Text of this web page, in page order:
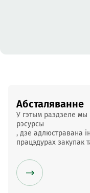
Абсталяванне
У гэтым раздзеле мы
рэсурсы
, дзе адлюстравана
працэдурах закупак